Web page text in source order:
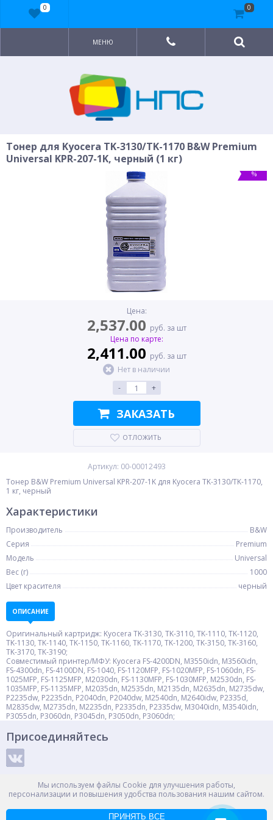
МЕНЮ
Тонер для Kyocera TK-3130/TK-1170 B&W Premium
Universal KPR-207-1K, черный (1 кг)
%
Цена:
2,537.00 руб. за шт
Цена по карте:
2,411.00 руб. за шт
Нет в наличии
-
+
ЗАКАЗАТЬ
ОТЛОЖИТЬ
Артикул: 00-00012493
Тонер B&W Premium Universal KPR-207-1K для Kyocera TK-3130/TK-1170,
1 кг, черный
Характеристики
Производитель
B&W
Серия
Premium
Модель
Universal
Вес (г)
1000
Цвет красителя
черный
ОПИСАНИЕ
Оригинальный картридж: Kyocera TK-3130, TK-3110, TK-1110, TK-1120,
TK-1130, TK-1140, TK-1150, TK-1160, TK-1170, TK-1200, TK-3150, TK-3160,
TK-3170, TK-3190;
Совместимый принтер/МФУ: Kyocera FS-4200DN, M3550idn, M3560idn,
FS-4300dn, FS-4100DN, FS-1040, FS-1120MFP, FS-1020MFP, FS-1060dn, FS-
1025MFP, FS-1125MFP, M2030dn, FS-1130MFP, FS-1030MFP, M2530dn, FS-
1035MFP, FS-1135MFP, M2035dn, M2535dn, M2135dn, M2635dn, M2735dw,
P2235dw, P2235dn, P2040dn, P2040dw, M2540dn, M2640idw, P2335d,
M2835dw, M2735dn, M2235dn, P2335dn, P2335dw, M3040idn, M3540idn,
P3055dn, P3060dn, P3045dn, P3050dn, P3060dn;
Мы используем файлы Cookie для улучшения работы,
персонализации и повышения удобства пользования нашим сайтом.
ПРИНЯТЬ ВСЕ
Присоединяйтесь
Способы оплаты
0 0